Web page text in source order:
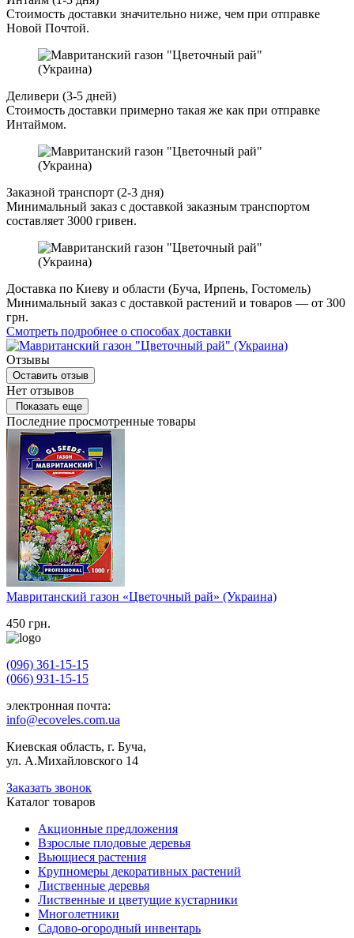
Стоимость доставки значительно ниже, чем при отправке
Новой Почтой.
Деливери (3-5 дней)
Стоимость доставки примерно такая же как при отправке
Интаймом.
Заказной транспорт (2-3 дня)
Минимальный заказ с доставкой заказным транспортом
составляет 3000 гривен.
Доставка по Киеву и области (Буча, Ирпень, Гостомель)
Минимальный заказ с доставкой растений и товаров — от 300
грн.
Смотреть подробнее о способах доставки
Отзывы
Оставить отзыв
Нет отзывов
Показать еще
Последние просмотренные товары
Мавританский газон «Цветочный рай» (Украина)
450 грн.
(096) 361-15-15
(066) 931-15-15
электронная почта:
info@ecoveles.com.ua
Киевская область, г. Буча,
ул. А.Михайловского 14
Заказать звонок
Каталог товаров
Акционные предложения
Взрослые плодовые деревья
Вьющиеся растения
Крупномеры декоративных растений
Лиственные деревья
Лиственные и цветущие кустарники
Многолетники
Садово-огородный инвентарь